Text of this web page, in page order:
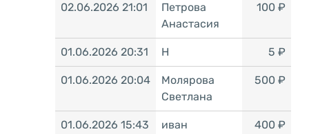
02.06.2026 21:01
Петрова
Анастасия
100 ₽
01.06.2026 20:31 H 5 ₽
01.06.2026 20:04
Молярова
Светлана
500 ₽
01.06.2026 15:43
иван
400 ₽